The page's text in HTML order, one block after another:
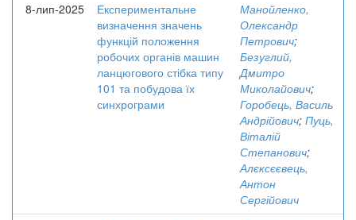
8-лип-2025
Експериментальне
визначення значень
функцій положення
робочих органів машин
ланцюгового стібка типу
101 та побудова їх
синхрограми
Манойленко,
Олександр
Петрович;
Безуглий,
Дмитро
Миколайович;
Горобець, Василь
Андрійович; Пуць,
Віталій
Степанович;
Алєксєєвець,
Антон
Сергійович